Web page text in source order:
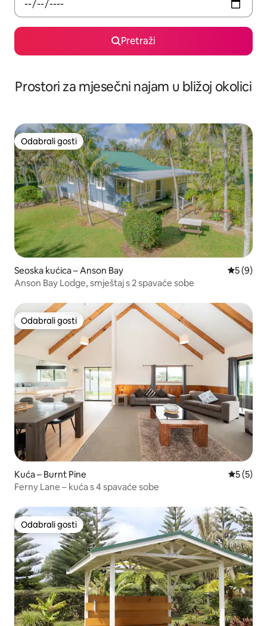
Pretraži
Prostori za mjesečni najam u bližoj okolici
Odabrali gosti
Odabrali gosti
Seoska kućica – Anson Bay
5 (9)
Anson Bay Lodge, smještaj s 2 spavaće sobe
Odabrali gosti
Odabrali gosti
Kuća – Burnt Pine
5 (5)
Ferny Lane – kuća s 4 spavaće sobe
Odabrali gosti
Odabrali gosti